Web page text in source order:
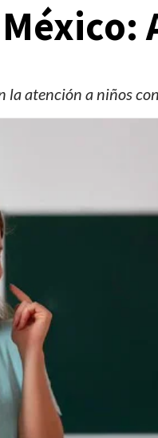
la atención a niños